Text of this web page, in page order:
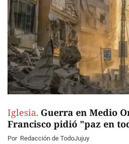
Iglesia. Guerra en Medio
Francisco pidió "paz en
Por Redacción de TodoJujuy